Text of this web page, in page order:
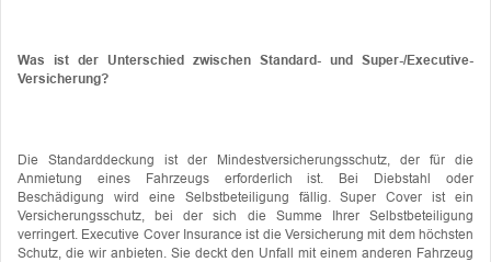
Was ist der Unterschied zwischen Standard- und Super-/Executive-
Versicherung?
Die Standarddeckung ist der Mindestversicherungsschutz, der für die
Anmietung eines Fahrzeugs erforderlich ist. Bei Diebstahl oder
Beschädigung wird eine Selbstbeteiligung fällig. Super Cover ist ein
Versicherungsschutz, bei der sich die Summe Ihrer Selbstbeteiligung
verringert. Executive Cover Insurance ist die Versicherung mit dem höchsten
Schutz, die wir anbieten. Sie deckt den Unfall mit einem anderen Fahrzeug